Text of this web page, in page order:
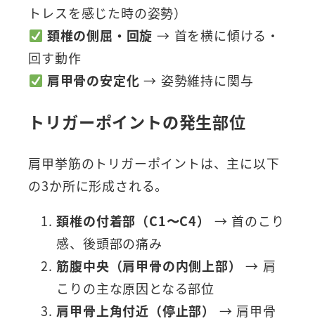
トレスを感じた時の姿勢）
頚椎の側屈・回旋 → 首を横に傾ける・
回す動作
肩甲骨の安定化 → 姿勢維持に関与
トリガーポイントの発生部位
肩甲挙筋のトリガーポイントは、主に以下
の3か所に形成される。
頚椎の付着部（C1〜C4）
→ 首のこり
感、後頭部の痛み
筋腹中央（肩甲骨の内側上部）
→ 肩
こりの主な原因となる部位
肩甲骨上角付近（停止部）
→ 肩甲骨